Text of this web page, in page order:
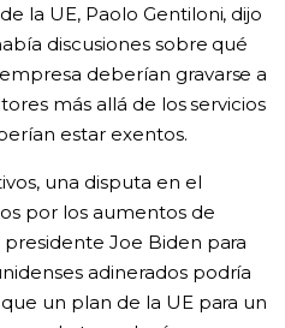
la UE, Paolo Gentiloni, dijo
discusiones sobre qué
deberían gravarse a
más allá de los servicios
estar exentos.
una disputa en el
por los aumentos de
Joe Biden para
adinerados podría
un plan de la UE para un